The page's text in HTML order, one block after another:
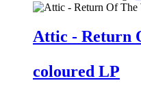
Attic - Return
coloured LP